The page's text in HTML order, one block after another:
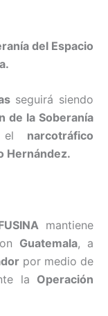
del Espacio
seguirá siendo
de la Soberanía
el narcotráfico
Hernández.
mantiene
Guatemala, a
por medio de
la Operación